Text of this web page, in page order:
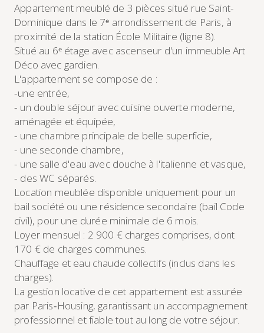
Appartement meublé de 3 pièces situé rue Saint-
Dominique dans le 7ᵉ arrondissement de Paris, à
proximité de la station École Militaire (ligne 8).
Situé au 6ᵉ étage avec ascenseur d'un immeuble Art
Déco avec gardien.
L'appartement se compose de :
-une entrée,
- un double séjour avec cuisine ouverte moderne,
aménagée et équipée,
- une chambre principale de belle superficie,
- une seconde chambre,
- une salle d'eau avec douche à l'italienne et vasque,
- des WC séparés.
Location meublée disponible uniquement pour un
bail société ou une résidence secondaire (bail Code
civil), pour une durée minimale de 6 mois.
Loyer mensuel : 2 900 € charges comprises, dont
170 € de charges communes.
Chauffage et eau chaude collectifs (inclus dans les
charges).
La gestion locative de cet appartement est assurée
par Paris‑Housing, garantissant un accompagnement
professionnel et fiable tout au long de votre séjour.